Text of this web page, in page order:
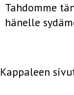
Tahdomme
hänelle
Kappaleen